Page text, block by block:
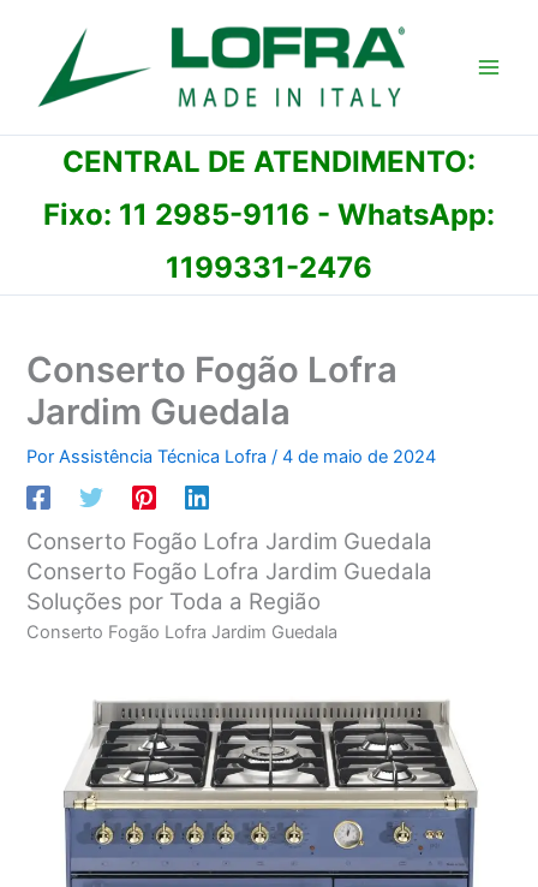
conteúdo
CENTRAL DE ATENDIMENTO:
Fixo: 11 2985-9116 - WhatsApp:
1199331-2476
Conserto Fogão Lofra
Jardim Guedala
PorAssistência Técnica Lofra/4 de maio de 2024
Conserto Fogão Lofra Jardim Guedala
Conserto Fogão Lofra Jardim Guedala
Soluções por Toda a Região
Conserto Fogão Lofra Jardim Guedala